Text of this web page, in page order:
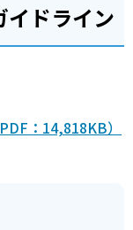
イドライン
：14,818KB）